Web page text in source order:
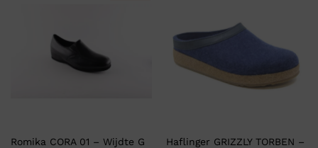
Romika CORA 01 – Wijdte G
Haflinger GRIZZLY TORBEN –